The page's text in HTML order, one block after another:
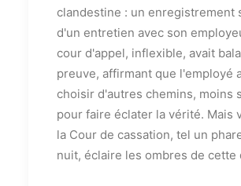
clandestine : un enregistrement
d'un entretien avec son
cour d'appel, inflexible, avait
preuve, affirmant que l'employé
choisir d'autres chemins, moins
pour faire éclater la vérité. Mais
la Cour de cassation, tel un
nuit, éclaire les ombres de cette